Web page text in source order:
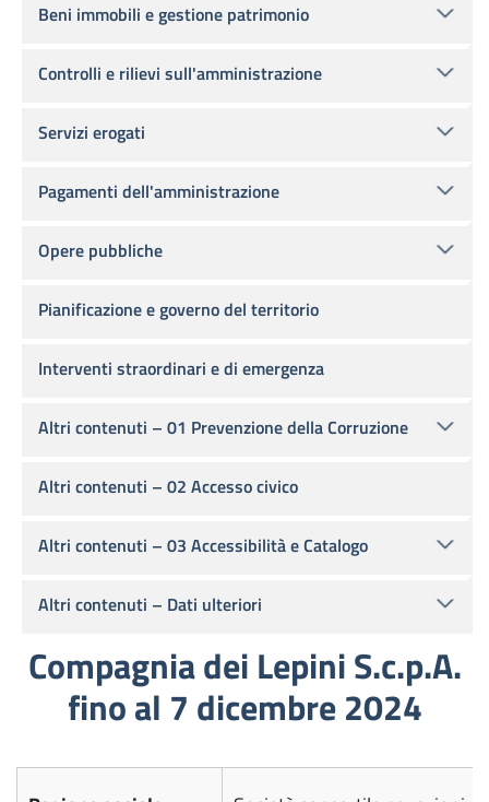
Compagnia dei Lepini S.c.p.A.
fino al 7 dicembre 2024
Beni immobili e gestione patrimonio
Controlli e rilievi sull'amministrazione
Servizi erogati
Pagamenti dell'amministrazione
Opere pubbliche
Pianificazione e governo del territorio
Interventi straordinari e di emergenza
Altri contenuti – 01 Prevenzione della Corruzione
Altri contenuti – 02 Accesso civico
Altri contenuti – 03 Accessibilità e Catalogo
Altri contenuti – Dati ulteriori